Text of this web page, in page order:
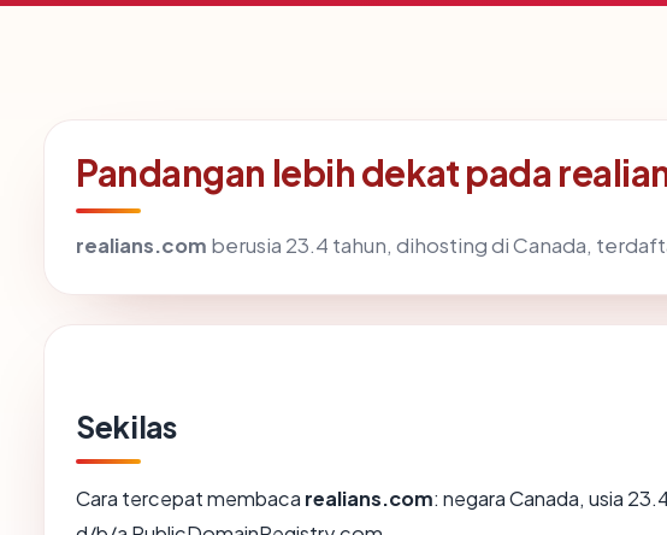
Pandangan lebih dekat pada
realians.com berusia 23.4 tahun, dihosting di Canada,
Sekilas
Cara tercepat membaca realians.com: negara Canada, usia